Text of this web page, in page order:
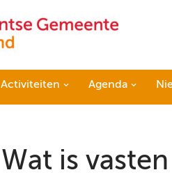
Activiteiten Agenda
Wat is